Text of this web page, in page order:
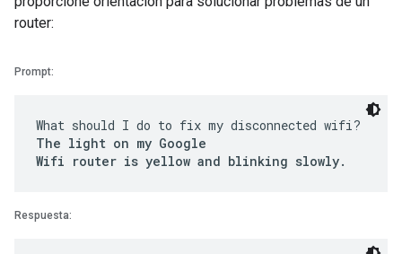
router:
Prompt:
What should I do to fix my disconnected wifi?
The light on my Google
Wifi router is yellow and blinking slowly.
Respuesta: